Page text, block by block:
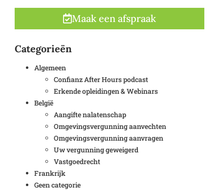
Maak een afspraak
Categorieën
Algemeen
Confianz After Hours podcast
Erkende opleidingen & Webinars
België
Aangifte nalatenschap
Omgevingsvergunning aanvechten
Omgevingsvergunning aanvragen
Uw vergunning geweigerd
Vastgoedrecht
Frankrijk
Geen categorie